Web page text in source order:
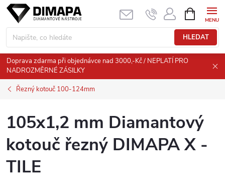
Přejít
obsah
HLEDAT
NÁKUPNÍ
KOŠÍK
Doprava zdarma při objednávce nad 3000,-Kč / NEPLATÍ PRO
NADROZMĚRNÉ ZÁSILKY
Řezný kotouč 100-124mm
105x1,2 mm Diamantový
kotouč řezný DIMAPA X -
TILE